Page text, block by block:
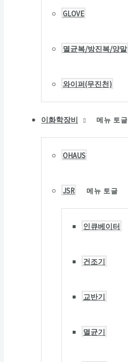
GLOVE
멸균복/방진복/양말
와이퍼(무진천)
이화학장비 메뉴 토글
OHAUS
JSR 메뉴 토글
인큐베이터
건조기
교반기
멸균기